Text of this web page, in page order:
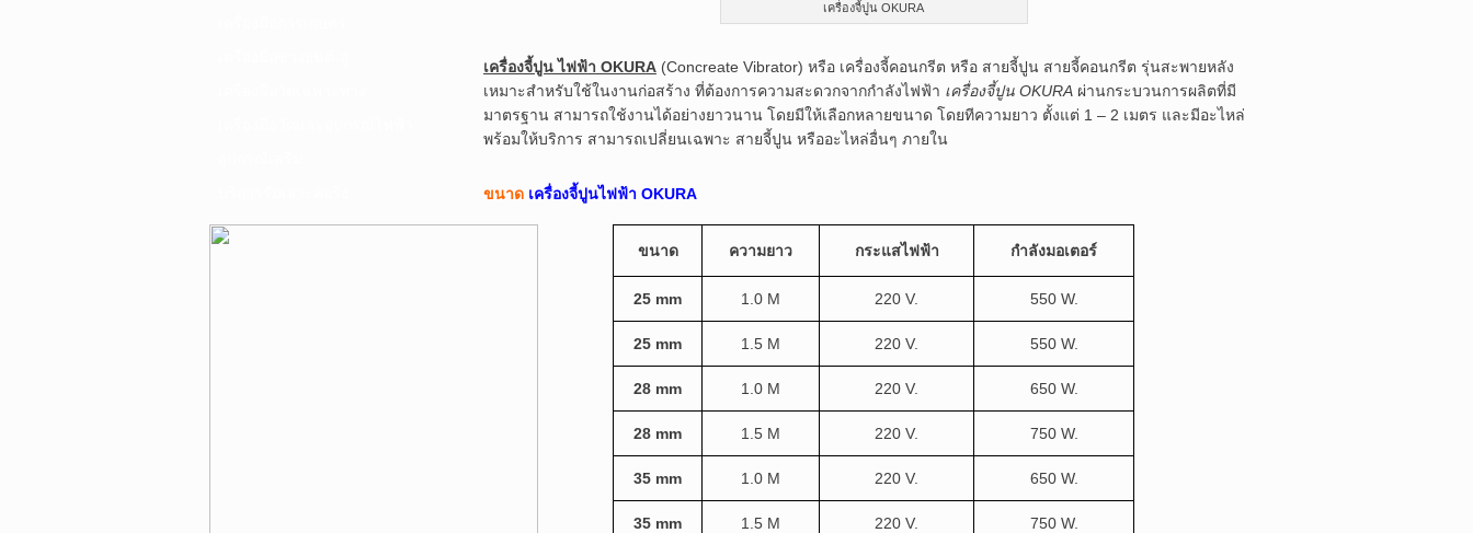
เครื่องจี้ปูน OKURA
เครื่องจี้ปูน ไฟฟ้า OKURA (Concreate Vibrator) หรือ เครื่องจี้คอนกรีต หรือ สายจี้ปูน สายจี้คอนกรีต รุ่นสะพายหลัง
เหมาะสำหรับใช้ในงานก่อสร้าง ที่ต้องการความสะดวกจากกำลังไฟฟ้า เครื่องจี้ปูน OKURA ผ่านกระบวนการผลิตที่มี
มาตรฐาน สามารถใช้งานได้อย่างยาวนาน โดยมีให้เลือกหลายขนาด โดยทีความยาว ตั้งแต่ 1 – 2 เมตร และมีอะไหล่
พร้อมให้บริการ สามารถเปลี่ยนเฉพาะ สายจี้ปูน หรืออะไหล่อื่นๆ ภายใน
ขนาด เครื่องจี้ปูนไฟฟ้า OKURA
ขนาด ความยาว กระแสไฟฟ้า กําลังมอเตอร์
25 mm 1.0 M 220 V. 550 W.
25 mm 1.5 M 220 V. 550 W.
28 mm 1.0 M 220 V. 650 W.
28 mm 1.5 M 220 V. 750 W.
35 mm 1.0 M 220 V. 650 W.
35 mm 1.5 M 220 V. 750 W.